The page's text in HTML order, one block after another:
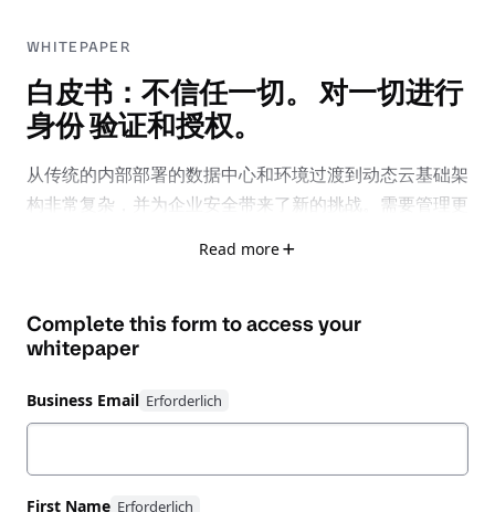
WHITEPAPER
白皮书：不信任一切。 对一切进行
身份 验证和授权。
从传统的内部部署的数据中心和环境过渡到动态云基础架
构非常复杂，并为企业安全带来了新的挑战。需要管理更
保护传统数据中心需要使用网络和防火墙、HSM、SIEM
随着公司向云端迁移，这些解决方案 已经难以应付现状
请参考此白皮书以了解实现零信任安全模式的最佳实践。
Read more
Complete this form to access your
whitepaper
Business Email
First Name